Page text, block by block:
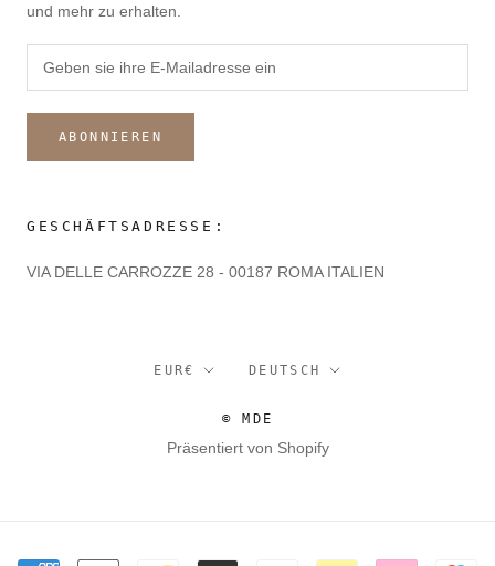
und mehr zu erhalten.
ABONNIEREN
GESCHÄFTSADRESSE:
VIA DELLE CARROZZE 28 - 00187 ROMA ITALIEN
Währung
EUR€ Sprache
DEUTSCH
© MDE
Präsentiert von Shopify